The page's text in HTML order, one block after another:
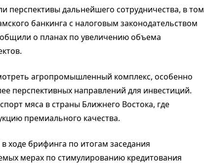
перспективы дальнейшего сотрудничества, в том
банкинга с налоговым законодательством
о планах по увеличению объема
агропромышленный комплекс, особенно
перспективных направлений для инвестиций.
мяса в страны Ближнего Востока, где
премиального качества.
ходе брифинга по итогам заседания
мерах по стимулированию кредитования